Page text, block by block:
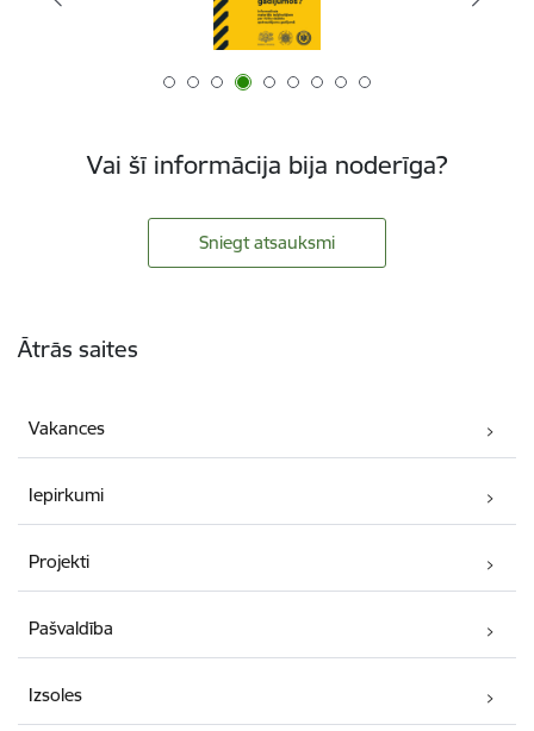
Vai šī informācija bija noderīga?
Sniegt atsauksmi
Ātrās saites
Vakances
Iepirkumi
Projekti
Pašvaldība
Izsoles